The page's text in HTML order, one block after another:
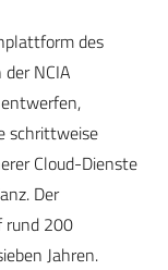
des
NCIA
schrittweise
Cloud-Dienste
Der
rund 200
Jahren.